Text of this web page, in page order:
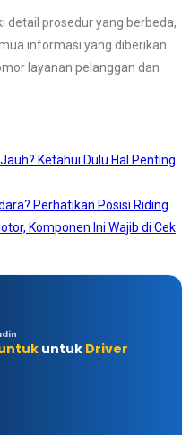
detail prosedur yang berbeda,
informasi yang diberikan
layanan pelanggan dan
Ketahui Dulu Hal Penting
Perhatikan Posisi Riding
Komponen Ini Wajib di Cek
untuk Driver